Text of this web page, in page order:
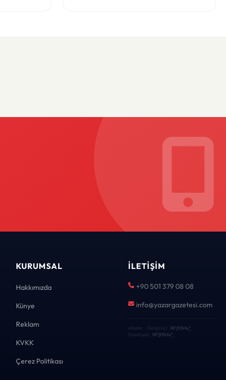
KURUMSAL
Hakkımızda
Künye
Reklam
KVKK
Çerez Politikası
İLETIŞIM
+90 501 379 08 08
info@yazargazetesi.com
eNews · Geliştirici KEYDAL·
Developer KEYDAL